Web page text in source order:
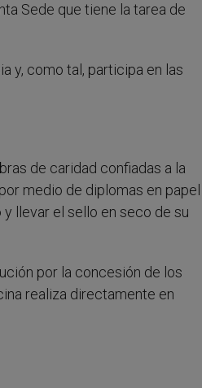
Sede que tiene la tarea de
y, como tal, participa en las
de caridad confiadas a la
medio de diplomas en papel
llevar el sello en seco de su
por la concesión de los
realiza directamente en